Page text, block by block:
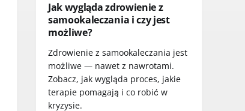
Jak wygląda zdrowienie z
samookaleczania i czy jest
możliwe?
Zdrowienie z samookaleczania jest
możliwe — nawet z nawrotami.
Zobacz, jak wygląda proces, jakie
terapie pomagają i co robić w
kryzysie.